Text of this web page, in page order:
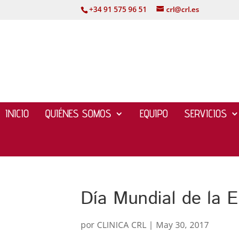
+34 91 575 96 51 crl@crl.es
INICIO QUIÉNES SOMOS EQUIPO SERVICIOS
Día Mundial de la
por CLINICA CRL | May 30, 2017